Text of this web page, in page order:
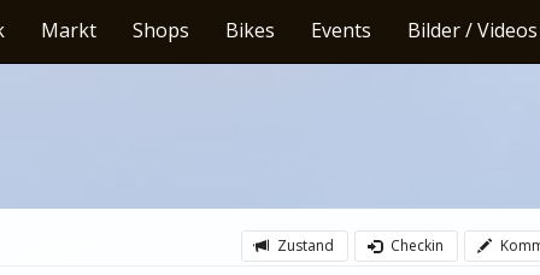
Markt Shops Bikes Events Bilder / Videos
Zustand Checkin